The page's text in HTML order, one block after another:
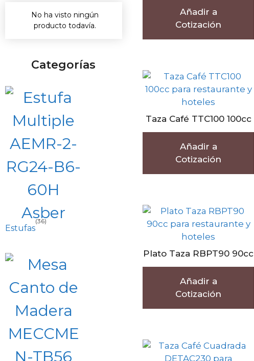
No ha visto ningún
producto todavía.
Categorías
Estufas
(36)
Añadir a
Cotización
Taza Café TTC100 100cc
Añadir a
Cotización
Plato Taza RBPT90 90cc
Añadir a
Cotización